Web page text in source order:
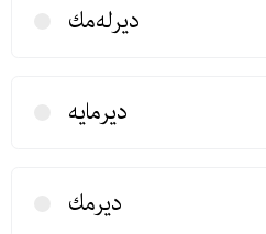
دیرله‌مك
دیرمایه
دیرمك